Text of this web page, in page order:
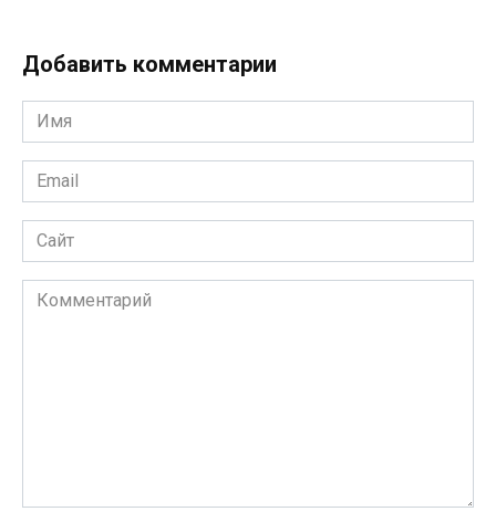
Добавить комментарии
Имя
*
Email
*
Сайт
Комментарий